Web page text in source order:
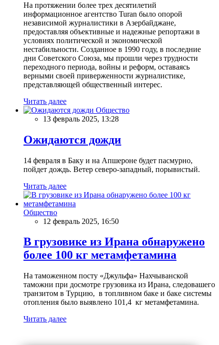
На протяжении более трех десятилетий
информационное агентство Turan было опорой
независимой журналистики в Азербайджане,
предоставляя объективные и надежные репортажи в
условиях политической и экономической
нестабильности. Созданное в 1990 году, в последние
дни Советского Союза, мы прошли через трудности
переходного периода, войны и реформ, оставаясь
верными своей приверженности журналистике,
представляющей общественный интерес.
Читать далее
Общество
13 февраль 2025, 13:28
Ожидаются дожди
14 февраля в Баку и на Апшероне будет пасмурно,
пойдет дождь. Ветер северо-западный, порывистый.
Читать далее
Общество
12 февраль 2025, 16:50
В грузовике из Ирана обнаружено
более 100 кг метамфетамина
На таможенном посту «Джульфа» Нахчыванской
таможни при досмотре грузовика из Ирана, следовашего
транзитом в Турцию, в топливном баке и баке системы
отопления было выявлено 101,4 кг метамфетамина.
Читать далее